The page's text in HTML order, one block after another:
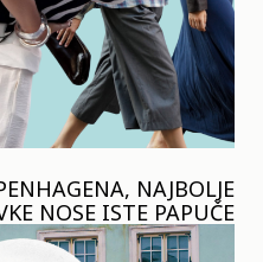
NAJBOLJE
NOSE ISTE PAPUČE